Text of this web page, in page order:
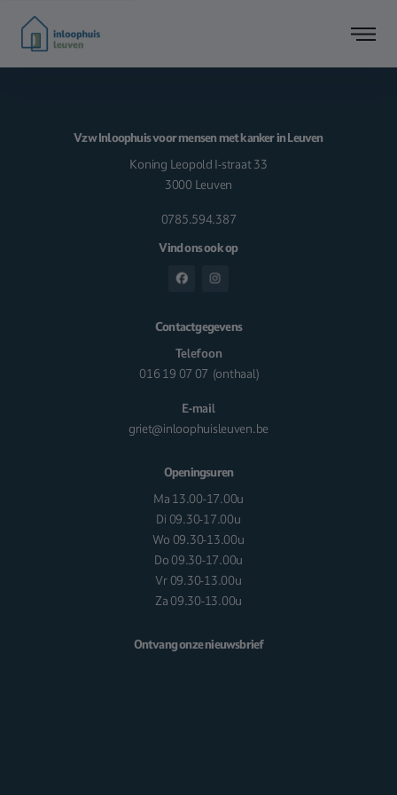
Vzw Inloophuis voor mensen met kanker in Leuven
Koning Leopold I-straat 33
3000 Leuven
0785.594.387
Vind ons ook op
Contactgegevens
Telefoon
016 19 07 07 (onthaal)
E-mail
griet@inloophuisleuven.be
Openingsuren
Ma 13.00-17.00u
Di 09.30-17.00u
Wo 09.30-13.00u
Do 09.30-17.00u
Vr 09.30-13.00u
Za 09.30-13.00u
Ontvang onze nieuwsbrief